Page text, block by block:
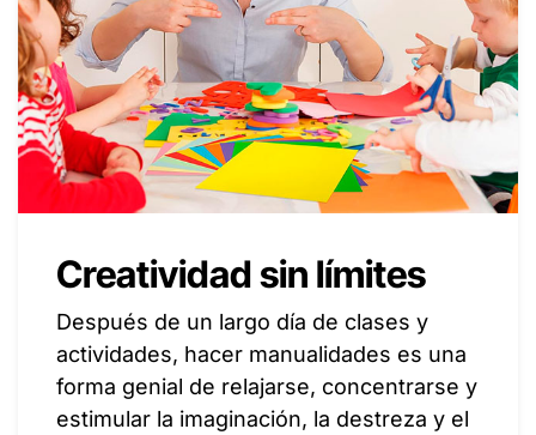
Creatividad sin límites
Después de un largo día de clases y
actividades, hacer manualidades es una
forma genial de relajarse, concentrarse y
estimular la imaginación, la destreza y el